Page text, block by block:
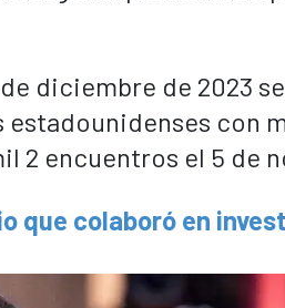
diciembre de 2023
con
2 encuentros el 5 de
que colaboró en